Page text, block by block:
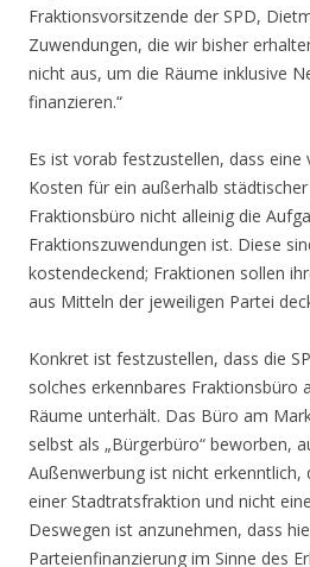
Fraktionsvorsitzende der SPD,
Zuwendungen, die wir bisher
nicht aus, um die Räume inklusive
finanzieren.“
Es ist vorab festzustellen, dass
Kosten für ein außerhalb
Fraktionsbüro nicht alleinig die
Fraktionszuwendungen ist. Diese
kostendeckend; Fraktionen sollen
aus Mitteln der jeweiligen Partei
Konkret ist festzustellen, dass die
solches erkennbares Fraktionsbüro
Räume unterhält. Das Büro am
selbst als „Bürgerbüro“ beworben,
Außenwerbung ist nicht erkenntlich,
einer Stadtratsfraktion und nicht
Deswegen ist anzunehmen, dass
Parteienfinanzierung im Sinne des